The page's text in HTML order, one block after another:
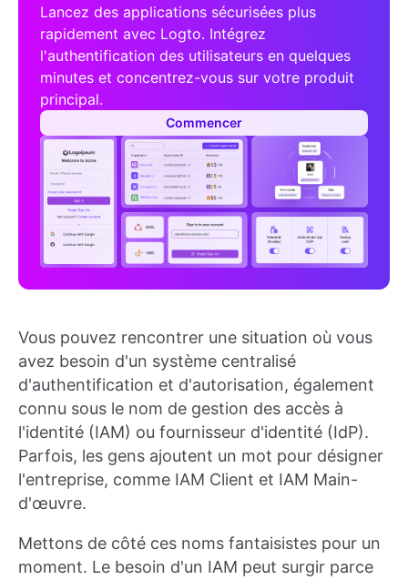
Lancez des applications sécurisées plus
rapidement avec Logto. Intégrez
l'authentification des utilisateurs en quelques
minutes et concentrez-vous sur votre produit
principal.
Commencer
Vous pouvez rencontrer une situation où vous
avez besoin d'un système centralisé
d'authentification et d'autorisation, également
connu sous le nom de gestion des accès à
l'identité (IAM) ou fournisseur d'identité (IdP).
Parfois, les gens ajoutent un mot pour désigner
l'entreprise, comme IAM Client et IAM Main-
d'œuvre.
Mettons de côté ces noms fantaisistes pour un
moment. Le besoin d'un IAM peut surgir parce